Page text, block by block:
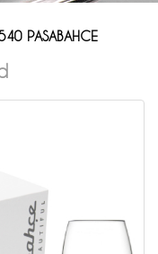
PASABAHCE